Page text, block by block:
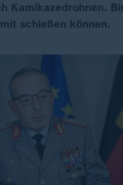
Kamikazedrohnen.
schießen können.